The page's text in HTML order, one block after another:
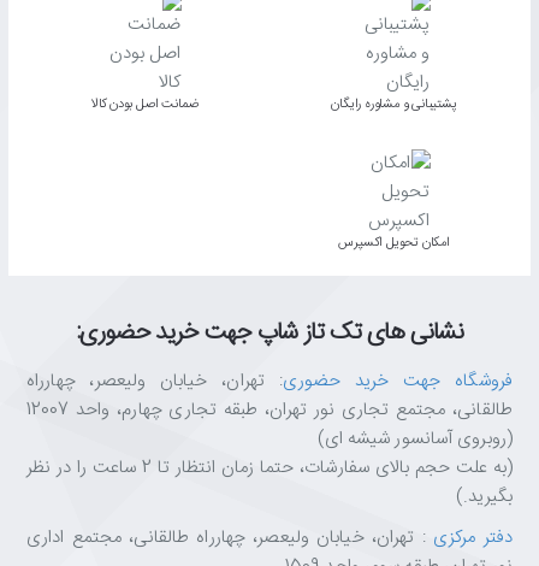
پشتیبانی و مشاوره رایگان ﺿﻤﺎﻧﺖ اﺻﻞ ﺑﻮدن ﮐﺎﻟﺎ
اﻣﮑﺎن ﺗﺤﻮﯾﻞ اﮐﺴﭙﺮس
نشانی های تک تاز شاپ جهت خرید حضوری:
فروشگاه جهت خرید حضوری: تهران، خیابان ولیعصر، چهارراه
طالقانی، مجتمع تجاری نور تهران، طبقه تجاری چهارم، واحد 12007
(روبروی آسانسور شیشه ای)
(به علت حجم بالای سفارشات، حتما زمان انتظار تا 2 ساعت را در نظر
بگیرید.)
دفتر مرکزی : تهران، خیابان ولیعصر، چهارراه طالقانی، مجتمع اداری